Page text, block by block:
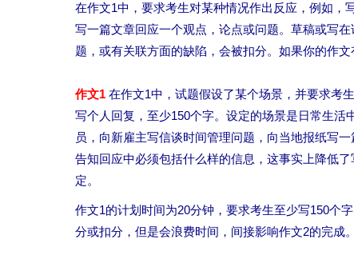
在作文1中，要求考生对某种情况作出反应，例如，
写一篇文章回应一个观点，论点或问题。草稿或写
题，或有关联方面的缺陷，会被扣分。如果你的作文
作文1 在作文1中，试题假设了某个场景，并要求考
写个人回复，至少150个字。设定的场景是日常生
员，向新雇主写信谈时间管理问题，向当地报纸写
告知回应中必须包括什么样的信息，这事实上降低
定。
作文1的计划时间为20分钟，要求考生至少写150个
分或扣分，但是会浪费时间，间接影响作文2的完成。